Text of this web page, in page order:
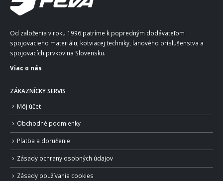
Od založenia v roku 1996 patríme k popredným dodávateľom
spojovacieho materiálu, kotviacej techniky, lanového príslušenstva a
spojovacích prvkov na Slovensku.
Viac o nás
ZÁKAZNÍCKY SERVIS
Môj účet
Obchodné podmienky
Platba a doručenie
Zásady ochrany osobných údajov
Zásady používania cookies